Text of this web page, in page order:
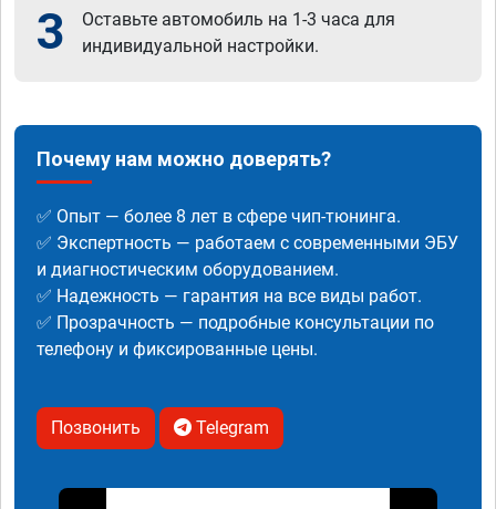
3
Оставьте автомобиль на 1-3 часа для
индивидуальной настройки.
Почему нам можно доверять?
✅ Опыт — более 8 лет в сфере чип-тюнинга.
✅ Экспертность — работаем с современными ЭБУ
и диагностическим оборудованием.
✅ Надежность — гарантия на все виды работ.
✅ Прозрачность — подробные консультации по
телефону и фиксированные цены.
Позвонить Telegram